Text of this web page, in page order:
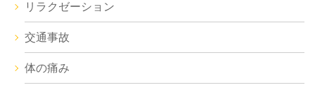
リラクゼーション
交通事故
体の痛み